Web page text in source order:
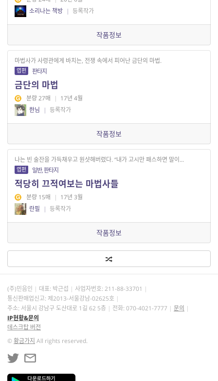
소리나는 책방 | 등록작가
작품정보
마법사가 사령관에게 바치는, 전쟁 속에서 피어난 금단의 마법.
엽편 판타지
금단의 마법
분량 27매 | 17년 4월
한님
| 등록작가
작품정보
나는 빈 술잔을 가득채우고 원샷해버렸다. “내가 고시만 패스하면 말이...
엽편 일반, 판타지
적당히 끄적여보는 마법사들
분량 15매 | 17년 3월
란필
| 등록작가
작품정보
(주)민음인 대표: 박근섭 사업자번호: 211-88-33701
통신판매업신고: 제2013-서울강남-02625호
주소: 서울시 강남구 도산대로 1길 62 5층
전화: 070-4021-7777
문의
IP현황&문의
데스크탑 버전
©황금가지 All rights reserved.